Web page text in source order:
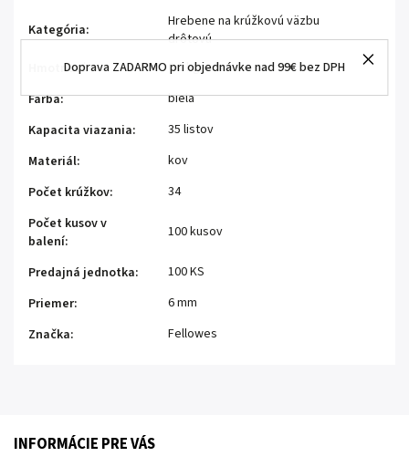
Doprava ZADARMO pri objednávke nad 99€ bez DPH
Kategória:
Hrebene na krúžkovú väzbu
drôtovú
Hmotnosť:
0.6 kg
Farba:
biela
Kapacita viazania:
35 listov
Materiál:
kov
Počet krúžkov:
34
Počet kusov v
balení:
100 kusov
Predajná jednotka:
100 KS
Priemer:
6 mm
Značka: Fellowes
INFORMÁCIE PRE VÁS